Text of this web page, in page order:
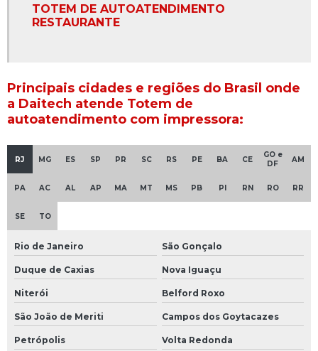
Totem fila
Totem gerenciador de senhas touch screen
Totem interativo touch screen
Totem interativo touch screen preço
Totem lcd
Totem lcd display
TOTEM DE AUTOATENDIMENTO
RESTAURANTE
Principais cidades e regiões do Brasil onde
a Daitech atende Totem de
autoatendimento com impressora:
RJ MG ES SP PR SC RS PE BA CE
GO e
DF
AM
PA AC AL AP MA MT MS PB PI RN RO RR
SE TO
Rio de Janeiro São Gonçalo
Duque de Caxias Nova Iguaçu
Niterói Belford Roxo
São João de Meriti Campos dos Goytacazes
Petrópolis Volta Redonda